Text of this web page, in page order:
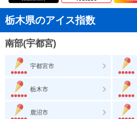
栃木県のアイス指数
南部(宇都宮)
宇都宮市
栃木市
鹿沼市